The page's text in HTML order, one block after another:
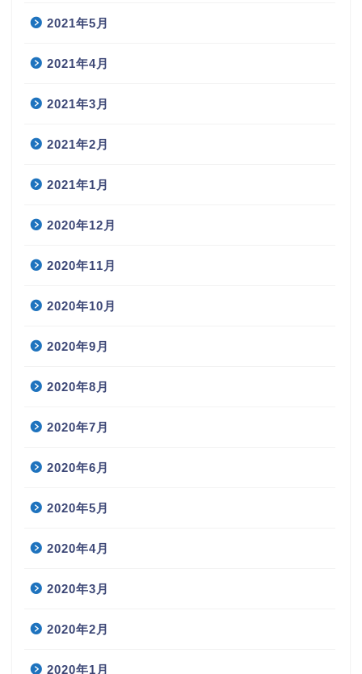
2021年5月
2021年4月
2021年3月
2021年2月
2021年1月
2020年12月
2020年11月
2020年10月
2020年9月
2020年8月
2020年7月
2020年6月
2020年5月
2020年4月
2020年3月
2020年2月
2020年1月